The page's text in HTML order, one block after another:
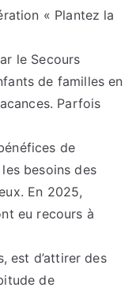
« Plantez la
le Secours
de familles en
Parfois
de
besoins des
En 2025,
eu recours à
est d’attirer des
de